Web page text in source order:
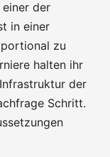
der
in einer
zu
halten ihr
der
Schritt.